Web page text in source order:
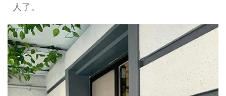
人了。